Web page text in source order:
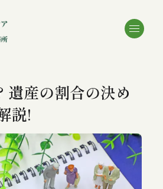
遺産の割合の決め
説!